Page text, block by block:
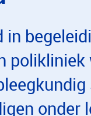
in
polikliniek
onder